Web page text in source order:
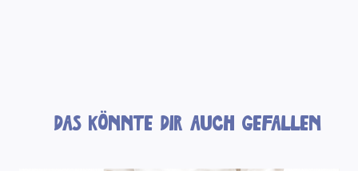
Das könnte dir auch gefallen